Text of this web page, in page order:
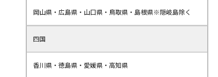
岡山県・広島県・山口県・鳥取県・島根県※隠岐島除く
四国
香川県・徳島県・愛媛県・高知県